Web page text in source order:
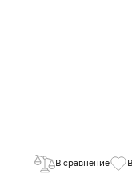
В сравнение